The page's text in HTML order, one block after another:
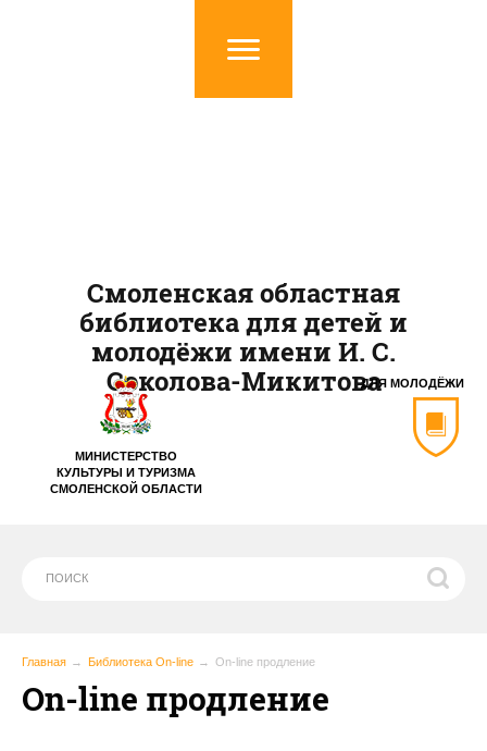
МИНИСТЕРСТВО
КУЛЬТУРЫ И ТУРИЗМА
СМОЛЕНСКОЙ ОБЛАСТИ
ДЛЯ МОЛОДЁЖИ
Смоленская областная
библиотека для детей и
молодёжи имени И. С.
Соколова-Микитова
Главная Библиотека On-line On-line продление
On-line продление